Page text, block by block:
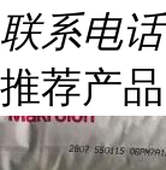
联系电话
推荐产品